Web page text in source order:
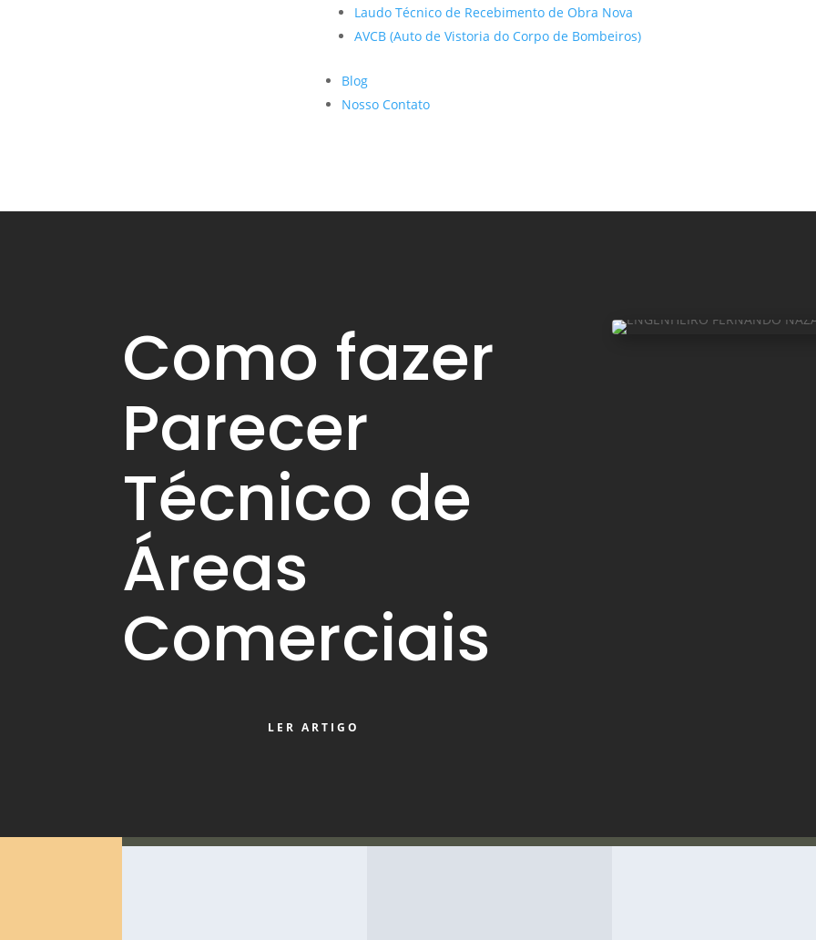
Laudo Técnico de Recebimento de Obra Nova
AVCB (Auto de Vistoria do Corpo de Bombeiros)
Blog
Nosso Contato
Como fazer
Parecer
Técnico de
Áreas
Comerciais
LER ARTIGO